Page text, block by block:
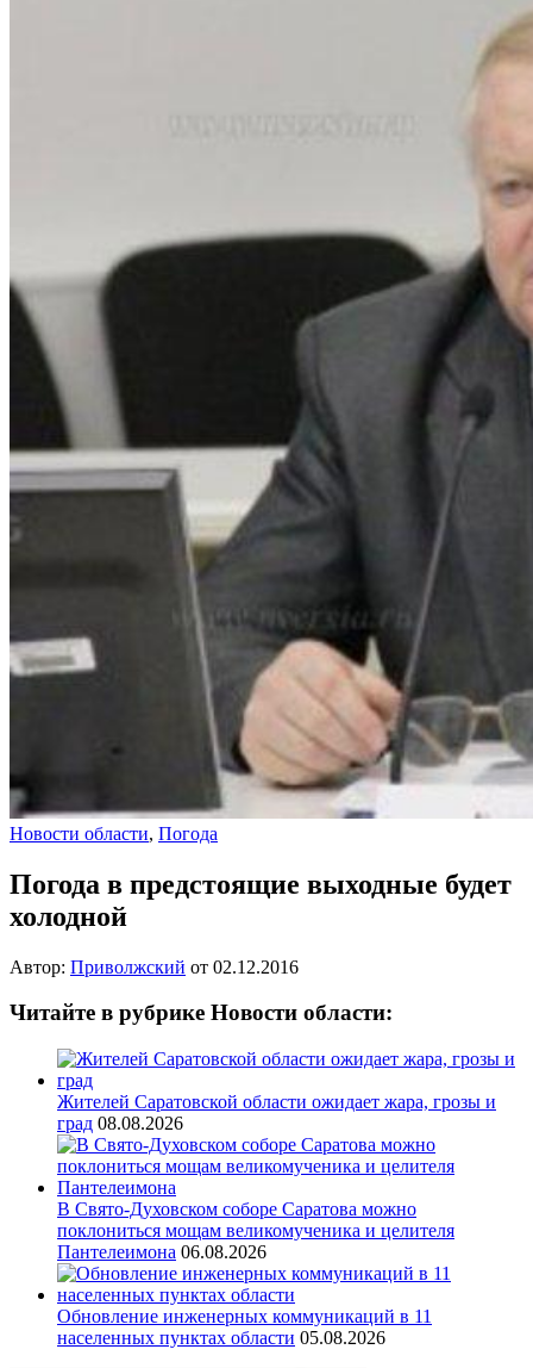
Новости области, Погода
Погода в предстоящие выходные будет
холодной
Автор: Приволжский от 02.12.2016
Читайте в рубрике Новости области:
Жителей Саратовской области ожидает жара, грозы и
град 08.08.2026
В Свято-Духовском соборе Саратова можно
поклониться мощам великомученика и целителя
Пантелеимона 06.08.2026
Обновление инженерных коммуникаций в 11
населенных пунктах области 05.08.2026